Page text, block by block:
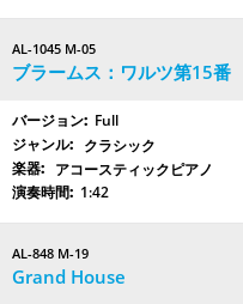
AL-1045 M-05
ブラームス：ワルツ第15番
Full
クラシック
アコースティックピアノ
1:42
AL-848 M-19
Grand House